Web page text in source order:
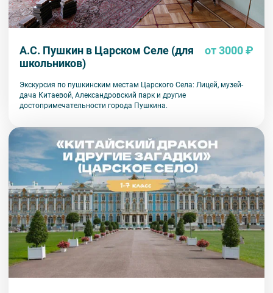
А.С. Пушкин в Царском Селе (для
школьников)
от 3000 ₽
Экскурсия по пушкинским местам Царского Села: Лицей, музей-
дача Китаевой, Александровский парк и другие
достопримечательности города Пушкина.